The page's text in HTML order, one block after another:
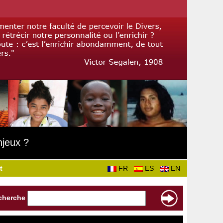
?
FR ES EN